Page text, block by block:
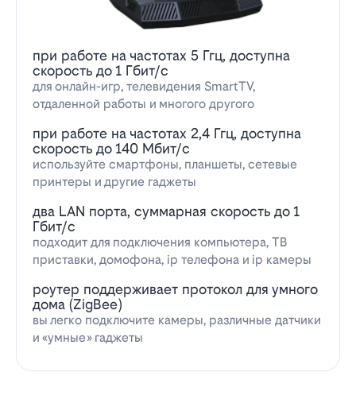
при работе на частотах 5 Ггц, доступна
скорость до 1 Гбит/с
для онлайн-игр, телевидения SmartTV,
отдаленной работы и многого другого
при работе на частотах 2,4 Ггц, доступна
скорость до 140 Мбит/с
используйте смартфоны, планшеты, сетевые
принтеры и другие гаджеты
два LAN порта, суммарная скорость до 1
Гбит/с
подходит для подключения компьютера, ТВ
приставки, домофона, ip телефона и ip камеры
роутер поддерживает протокол для умного
дома (ZigBee)
вы легко подключите камеры, различные датчики
и «умные» гаджеты